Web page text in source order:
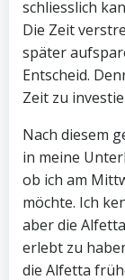
schliesslich
Die Zeit
später
Entscheid.
Zeit zu
Nach diesem
in meine
ob ich am
möchte. Ich
aber die
erlebt zu
die Alfetta